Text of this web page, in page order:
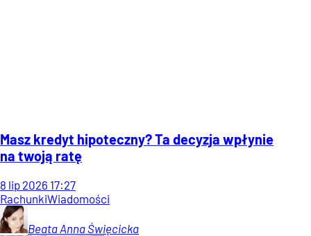
Masz kredyt hipoteczny? Ta decyzja wpłynie
na twoją ratę
8 lip 2026 17:27
RachunkiWiadomości
Beata Anna Święcicka